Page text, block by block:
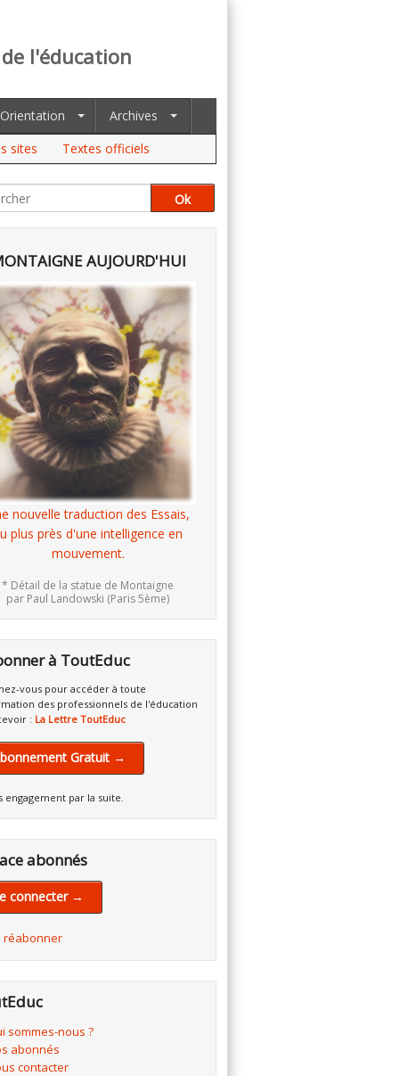
l'éducation
Orientation
Archives
sites Textes officiels
AUJOURD'HUI
nouvelle traduction des Essais,
plus près d'une intelligence en
mouvement.
* Détail de la statue de Montaigne
par Paul Landowski (Paris 5ème)
à ToutEduc
vous pour accéder à toute
des professionnels de l'éducation
: La Lettre ToutEduc
Gratuit →
engagement par la suite.
abonnés
connecter →
réabonner
sommes-nous ?
abonnés
contacter